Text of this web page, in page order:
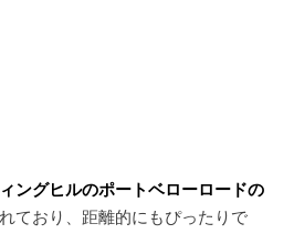
ングヒルのポートベローロードの
ており、距離的にもぴったりで